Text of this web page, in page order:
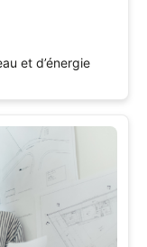
et d’énergie